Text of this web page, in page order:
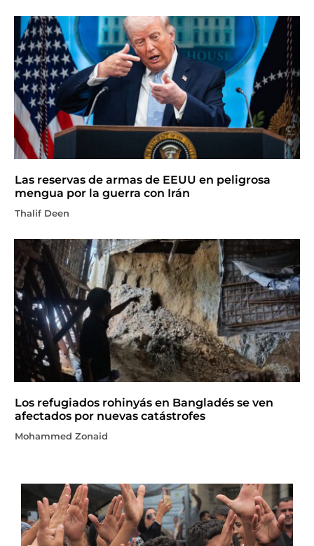
Las reservas de armas de EEUU en peligrosa
mengua por la guerra con Irán
Thalif Deen
Los refugiados rohinyás en Bangladés se ven
afectados por nuevas catástrofes
Mohammed Zonaid